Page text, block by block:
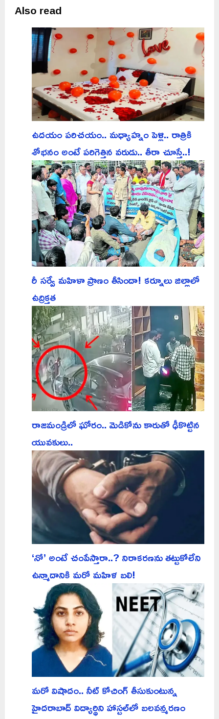
Also read
ఉదయం పరిచయం.. మధ్యాహ్నం పెళ్లి.. రాత్రికి
శోభనం అంటే పరిగెత్తిన వరుడు.. తీరా చూస్తే..!
రీ సర్వే మహిళా ప్రాణం తీసిందా! కర్నూలు జిల్లాలో
ఉద్రిక్తత
రాజమండ్రిలో ఘోరం.. మెడికోను కారుతో ఢీకొట్టిన
యువకులు..
‘నో’ అంటే చంపేస్తారా..? నిరాకరణను తట్టుకోలేని
ఉన్మాదానికి మరో మహిళ బలి!
మరో విషాదం.. నీట్ కోచింగ్ తీసుకుంటున్న
హైదరాబాద్ విద్యార్థిని హాస్టల్‌లో బలవన్మరణం